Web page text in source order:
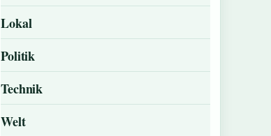
Lokal
Politik
Technik
Welt